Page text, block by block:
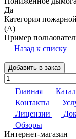
Да
Категория
(A)
Пример
Назад к списку
Добавить в заказ
Главная
Контакты
Лицензии
Обзоры
Интернет-магазин